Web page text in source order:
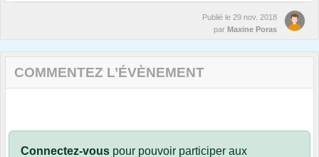
Publié le 29 nov. 2018
par Maxine Poras
COMMENTEZ L’ÉVÈNEMENT
Connectez-vous pour pouvoir participer aux